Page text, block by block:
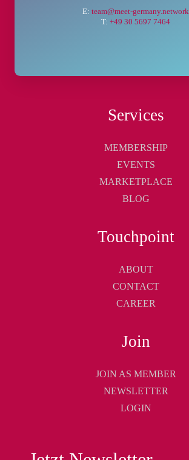
E: team@meet-germany.network
T: +49 30 5697 7464
Services
MEMBERSHIP
EVENTS
MARKETPLACE
BLOG
Touchpoint
ABOUT
CONTACT
CAREER
Join
JOIN AS MEMBER
NEWSLETTER
LOGIN